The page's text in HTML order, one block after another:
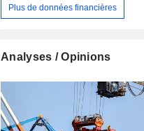
Plus de données financières
Analyses / Opinions